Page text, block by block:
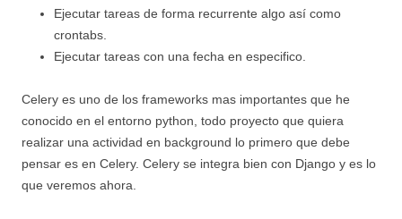
Ejecutar tareas de forma recurrente algo así como
crontabs.
Ejecutar tareas con una fecha en especifico.
Celery es uno de los frameworks mas importantes que he
conocido en el entorno python, todo proyecto que quiera
realizar una actividad en background lo primero que debe
pensar es en Celery. Celery se integra bien con Django y es lo
que veremos ahora.